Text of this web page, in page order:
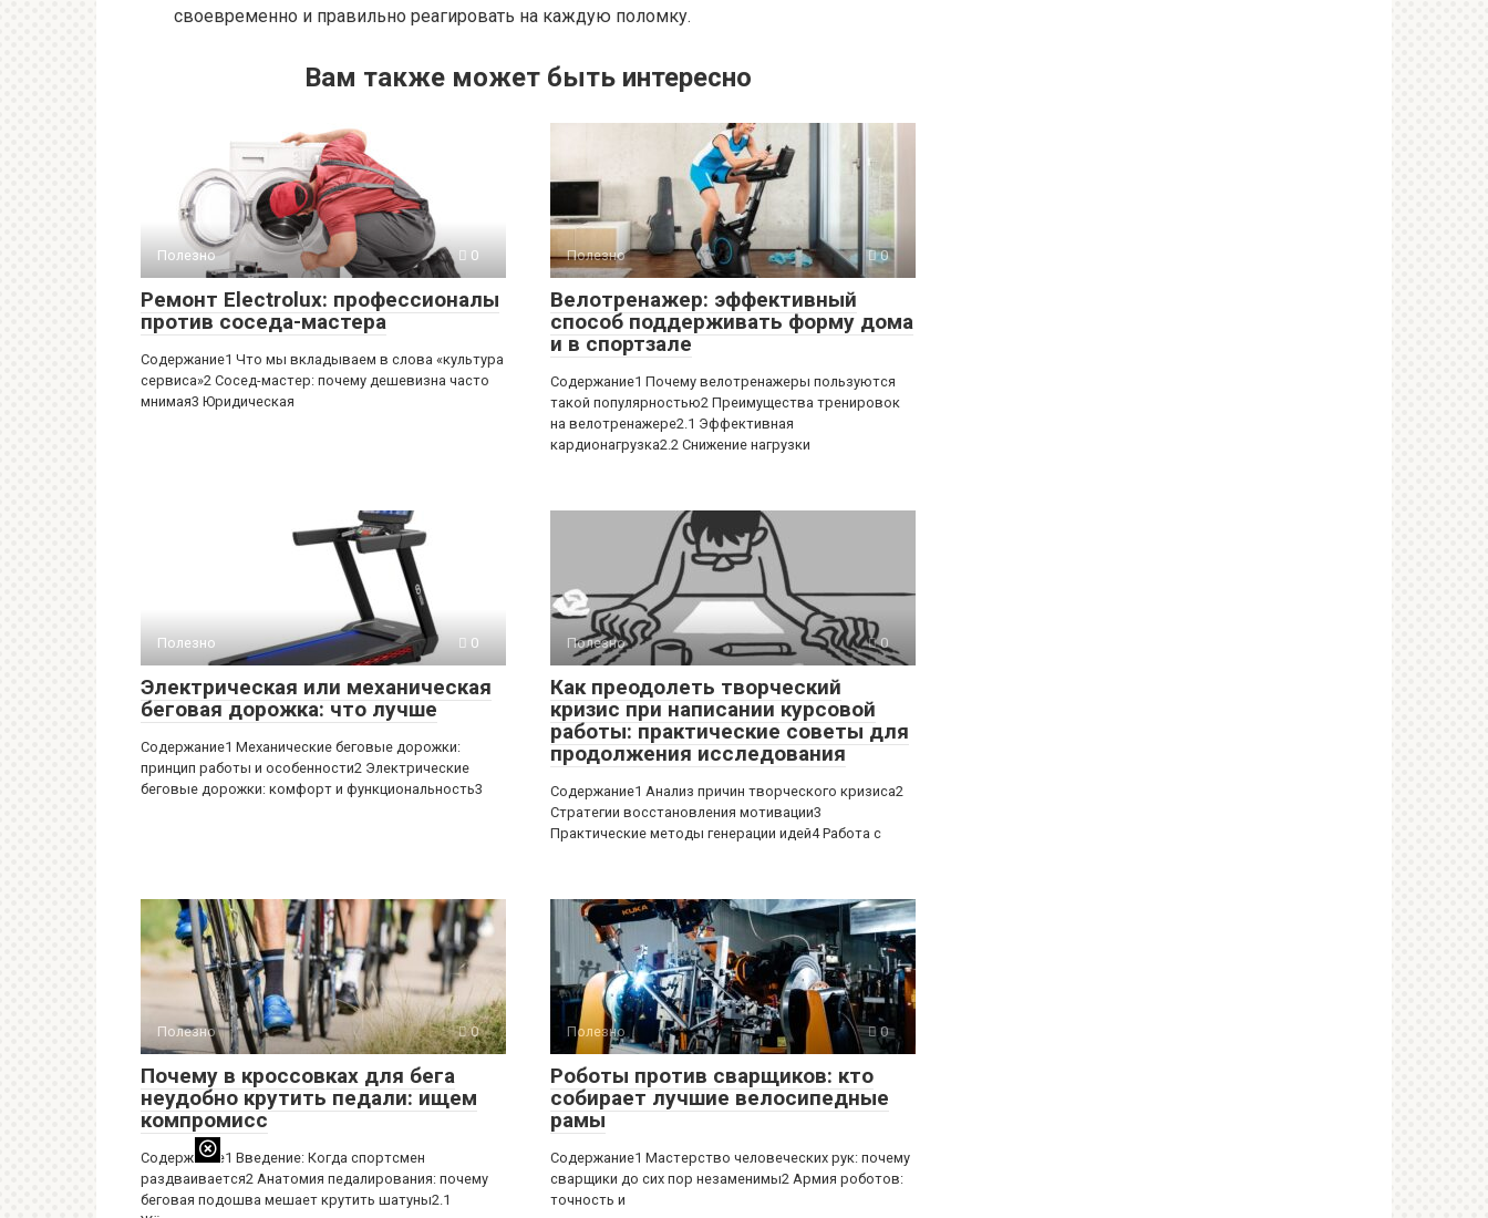
своевременно и правильно реагировать на каждую поломку.
Вам также может быть интересно
Полезно 0
Ремонт Electrolux: профессионалы
против соседа-мастера
Содержание1 Что мы вкладываем в слова «культура
сервиса»2 Сосед-мастер: почему дешевизна часто
мнимая3 Юридическая
Полезно 0
Велотренажер: эффективный
способ поддерживать форму дома
и в спортзале
Содержание1 Почему велотренажеры пользуются
такой популярностью2 Преимущества тренировок
на велотренажере2.1 Эффективная
кардионагрузка2.2 Снижение нагрузки
Полезно 0
Электрическая или механическая
беговая дорожка: что лучше
Содержание1 Механические беговые дорожки:
принцип работы и особенности2 Электрические
беговые дорожки: комфорт и функциональность3
Полезно 0
Как преодолеть творческий
кризис при написании курсовой
работы: практические советы для
продолжения исследования
Содержание1 Анализ причин творческого кризиса2
Стратегии восстановления мотивации3
Практические методы генерации идей4 Работа с
Полезно 0
Почему в кроссовках для бега
неудобно крутить педали: ищем
компромисс
Содержание1 Введение: Когда спортсмен
раздваивается2 Анатомия педалирования: почему
беговая подошва мешает крутить шатуны2.1
Полезно 0
Роботы против сварщиков: кто
собирает лучшие велосипедные
рамы
Содержание1 Мастерство человеческих рук: почему
сварщики до сих пор незаменимы2 Армия роботов:
точность и